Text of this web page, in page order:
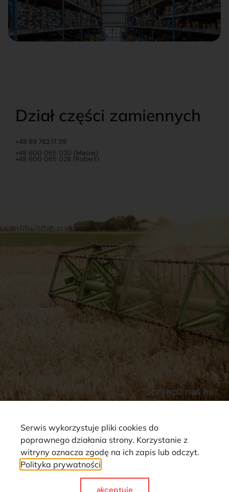
Dział części zamiennych
+48 89 762 17 39
+48 600 065 020 (Maciej)
+48 600 065 028 (Robert)
Dokumenty
Regulamin
Polityka prywatności
Reklamacje i zwroty
Dostawy
Płatności
Romanowski
Sklep internetowy
Praca
Ubezpieczenia
Sprawdź nas na
Strona wykorzystuje pliki cookie. Wszystkie prawa zastrzeżone ©
Serwis wykorzystuje pliki cookies do
poprawnego działania strony. Korzystanie z
witryny oznacza zgodę na ich zapis lub odczyt.
Polityka prywatności
akceptuje